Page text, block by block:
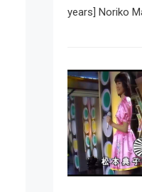
years] Noriko